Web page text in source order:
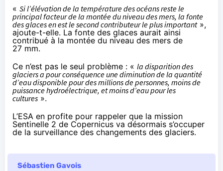
« Si l’élévation de la température des océans reste le
principal facteur de la montée du niveau des mers, la fonte
des glaces en est le second contributeur le plus important»,
ajoute-t-elle. La fonte des glaces aurait ainsi
contribué à la montée du niveau des mers de
27 mm.
Ce n’est pas le seul problème : « la disparition des
glaciers a pour conséquence une diminution de la quantité
d’eau disponible pour des millions de personnes, moins de
puissance hydroélectrique, et moins d’eau pour les
cultures ».
L’ESA en profite pour rappeler que la mission
Sentinelle 2 de Copernicus va désormais s’occuper
de la surveillance des changements des glaciers.
Sébastien Gavois